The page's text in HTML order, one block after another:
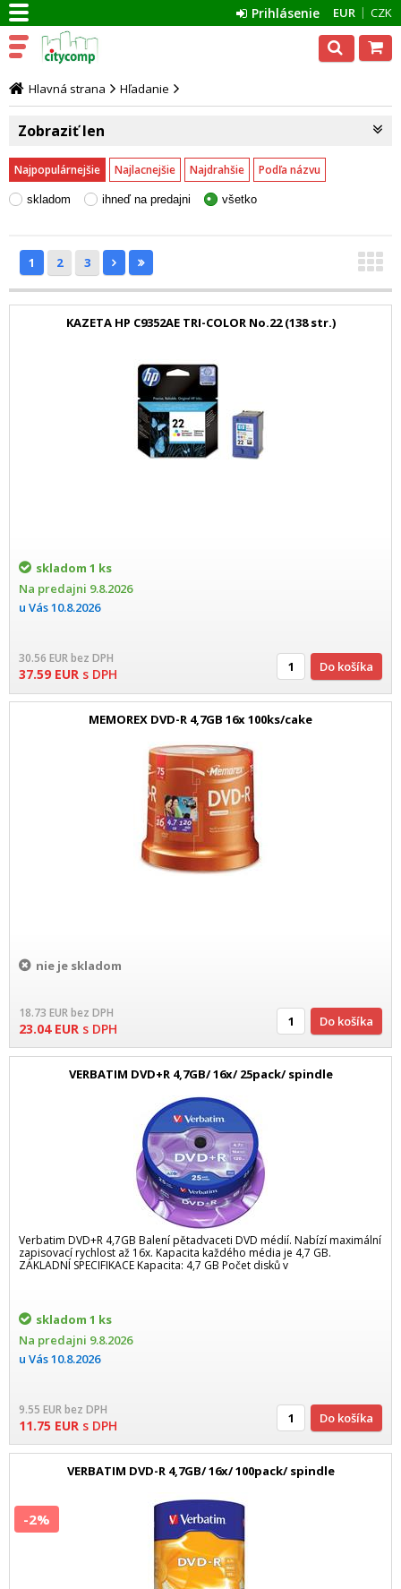
EUR CZK
Prihlásenie
Hlavná strana Hľadanie
Zobraziť len
Najpopulárnejšie Najlacnejšie Najdrahšie Podľa názvu
skladom ihneď na predajni všetko
1 2 3
KAZETA HP C9352AE TRI-COLOR No.22 (138 str.)
skladom 1 ks
Na predajni 9.8.2026
u Vás10.8.2026
30.56 EURbez DPH
37.59 EUR s DPH Do košíka
MEMOREX DVD-R 4,7GB 16x 100ks/cake
nie je skladom
18.73 EURbez DPH
23.04EUR s DPH Do košíka
VERBATIM DVD+R 4,7GB/ 16x/ 25pack/ spindle
Verbatim DVD+R 4,7GB Balení pětadvaceti DVD médií. Nabízí maximální
zapisovací rychlost až 16x. Kapacita každého média je 4,7 GB.
ZÁKLADNÍ SPECIFIKACE Kapacita: 4,7 GB Počet disků v
skladom 1 ks
Na predajni 9.8.2026
u Vás10.8.2026
9.55 EURbez DPH
11.75 EUR s DPH Do košíka
VERBATIM DVD-R 4,7GB/ 16x/ 100pack/ spindle
-2%